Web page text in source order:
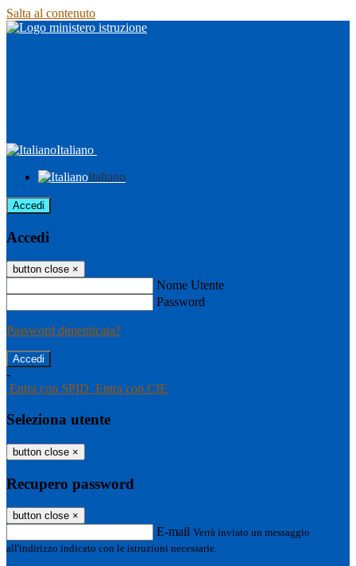
Salta al contenuto
Italiano
Italiano
Accedi
Accedi
button close ×
Nome Utente
Password
Password dimenticata?
-
Entra con SPID Entra con CIE
Seleziona utente
button close ×
Recupero password
button close ×
E-mail Verrà inviato un messaggio
all'indirizzo indicato con le istruzioni necessarie.